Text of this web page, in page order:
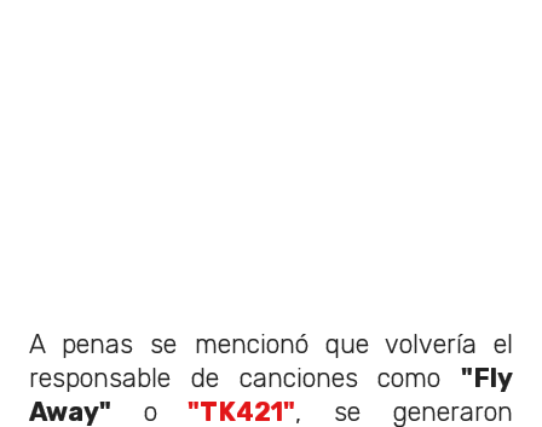
A penas se mencionó que volvería el
responsable de canciones como "Fly
Away" o "TK421", se generaron